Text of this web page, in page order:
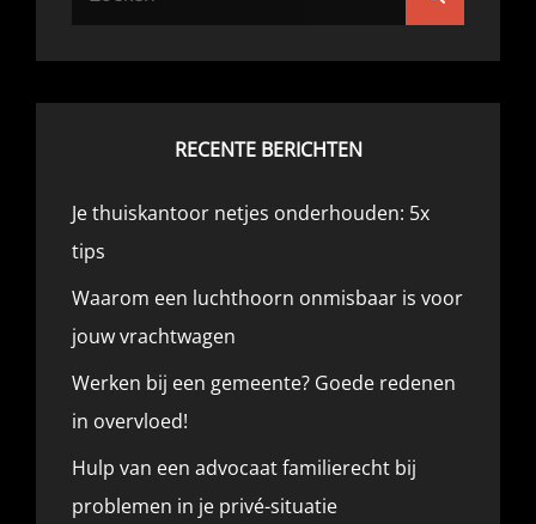
RECENTE BERICHTEN
Je thuiskantoor netjes onderhouden: 5x
tips
Waarom een luchthoorn onmisbaar is voor
jouw vrachtwagen
Werken bij een gemeente? Goede redenen
in overvloed!
Hulp van een advocaat familierecht bij
problemen in je privé-situatie